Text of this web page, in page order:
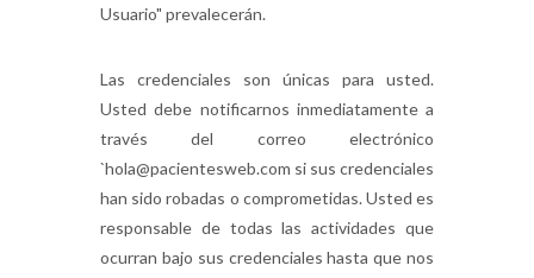
Usuario" prevalecerán.
Las credenciales son únicas para usted.
Usted debe notificarnos inmediatamente a
través del correo electrónico
`hola@pacientesweb.com si sus credenciales
han sido robadas o comprometidas. Usted es
responsable de todas las actividades que
ocurran bajo sus credenciales hasta que nos